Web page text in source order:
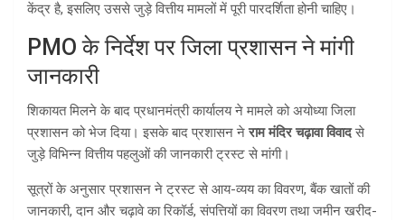
केंद्र है, इसलिए उससे जुड़े वित्तीय मामलों में पूरी पारदर्शिता होनी चाहिए।
PMO के निर्देश पर जिला प्रशासन ने मांगी
जानकारी
शिकायत मिलने के बाद प्रधानमंत्री कार्यालय ने मामले को अयोध्या जिला
प्रशासन को भेज दिया। इसके बाद प्रशासन नेराम मंदिर चढ़ावा विवादसे
जुड़े विभिन्न वित्तीय पहलुओं की जानकारी ट्रस्ट से मांगी।
सूत्रों के अनुसार प्रशासन ने ट्रस्ट से आय-व्यय का विवरण, बैंक खातों की
जानकारी, दान और चढ़ावे का रिकॉर्ड, संपत्तियों का विवरण तथा जमीन खरीद-